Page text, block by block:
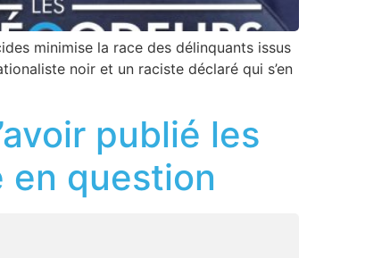
minimise la race des délinquants issus
noir et un raciste déclaré qui s’en
publié les
en question